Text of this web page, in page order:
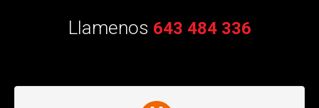
Llamenos 643 484 336